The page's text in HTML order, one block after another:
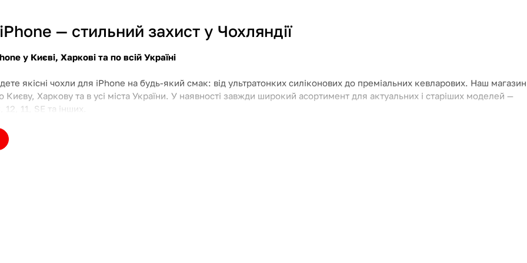
— стильний захист у Чохляндії
у Києві, Харкові та по всій Україні
якісні чохли для iPhone на будь-який смак: від ультратонких силіконових до преміальних кевларових. Наш магазин
Києву, Харкову та в усі міста України. У наявності завжди широкий асортимент для актуальних і старіших моделей —
11, SE та інших.
чохол для iPhone?